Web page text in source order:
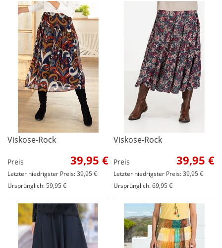
Viskose-Rock
Preis 39,95 €
Letzter niedrigster Preis: 39,95 €
Ursprünglich: 59,95 €
Viskose-Rock
Preis 39,95 €
Letzter niedrigster Preis: 39,95 €
Ursprünglich: 69,95 €